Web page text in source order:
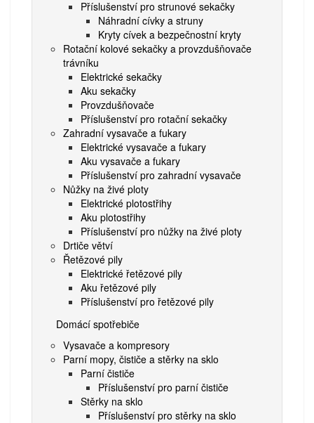
Příslušenství pro strunové sekačky
Náhradní cívky a struny
Kryty cívek a bezpečnostní kryty
Rotační kolové sekačky a provzdušňovače
trávníku
Elektrické sekačky
Aku sekačky
Provzdušňovače
Příslušenství pro rotační sekačky
Zahradní vysavače a fukary
Elektrické vysavače a fukary
Aku vysavače a fukary
Příslušenství pro zahradní vysavače
Nůžky na živé ploty
Elektrické plotostřihy
Aku plotostřihy
Příslušenství pro nůžky na živé ploty
Drtiče větví
Řetězové pily
Elektrické řetězové pily
Aku řetězové pily
Příslušenství pro řetězové pily
Domácí spotřebiče
Vysavače a kompresory
Parní mopy, čističe a stěrky na sklo
Parní čističe
Příslušenství pro parní čističe
Stěrky na sklo
Příslušenství pro stěrky na sklo